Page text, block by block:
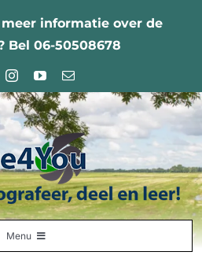
informatie over de
Bel 06-50508678
Menu